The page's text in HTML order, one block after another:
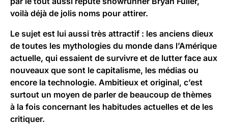
voilà déjà de jolis noms pour attirer.
Le sujet est lui aussi très attractif : les anciens dieux
de toutes les mythologies du monde dans l’Amérique
actuelle, qui essaient de survivre et de lutter face aux
nouveaux que sont le capitalisme, les médias ou
encore la technologie. Ambitieux et original, c’est
surtout un moyen de parler de beaucoup de thèmes
à la fois concernant les habitudes actuelles et de les
critiquer.